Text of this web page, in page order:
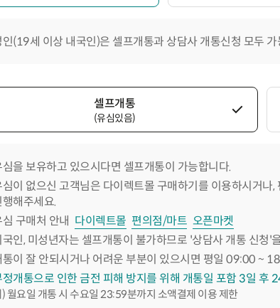
인(19세 이상 내국인)은 셀프개통과 상담사 개통신청 모두 가
셀프개통
(유심있음)
심을 보유하고 있으시다면 셀프개통이 가능합니다.
심이 없으신 고객님은 다이렉트몰 구매하기를 이용하시거나
행해주세요.
심 구매처 안내 다이렉트몰 편의점/마트 오픈마켓
국인, 미성년자는 셀프개통이 불가하므로 '상담사 개통 신청'
통이 잘 안되시거나 어려운 부분이 있으시면 평일 09:00 ~
개통으로 인한 금전 피해 방지를 위해 개통일 포함 3일 후
) 월요일 개통 시 수요일 23:59분까지 소액결제 이용 제한